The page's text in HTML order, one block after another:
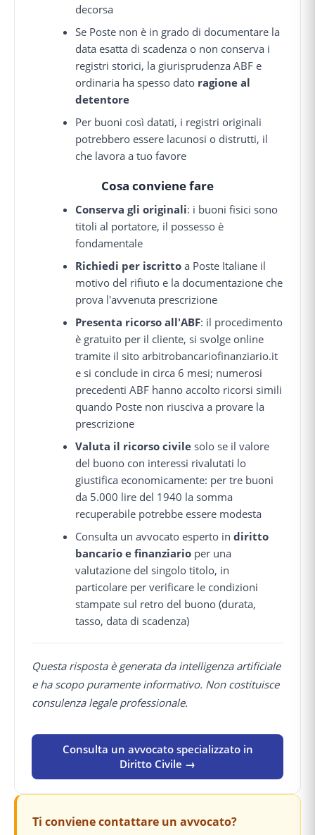
decorsa
Se Poste non è in grado di documentare la
data esatta di scadenza o non conserva i
registri storici, la giurisprudenza ABF e
ordinaria ha spesso dato ragione al
detentore
Per buoni così datati, i registri originali
potrebbero essere lacunosi o distrutti, il
che lavora a tuo favore
Cosa conviene fare
Conserva gli originali: i buoni fisici sono
titoli al portatore, il possesso è
fondamentale
Richiedi per iscritto a Poste Italiane il
motivo del rifiuto e la documentazione che
prova l'avvenuta prescrizione
Presenta ricorso all'ABF: il procedimento
è gratuito per il cliente, si svolge online
tramite il sito arbitrobancariofinanziario.it
e si conclude in circa 6 mesi; numerosi
precedenti ABF hanno accolto ricorsi simili
quando Poste non riusciva a provare la
prescrizione
Valuta il ricorso civile solo se il valore
del buono con interessi rivalutati lo
giustifica economicamente: per tre buoni
da 5.000 lire del 1940 la somma
recuperabile potrebbe essere modesta
Consulta un avvocato esperto indiritto
bancario e finanziario per una
valutazione del singolo titolo, in
particolare per verificare le condizioni
stampate sul retro del buono (durata,
tasso, data di scadenza)
Questa risposta è generata da intelligenza artificiale
e ha scopo puramente informativo. Non costituisce
consulenza legale professionale.
Consulta un avvocato specializzato in
Diritto Civile →
Ti conviene contattare un avvocato?